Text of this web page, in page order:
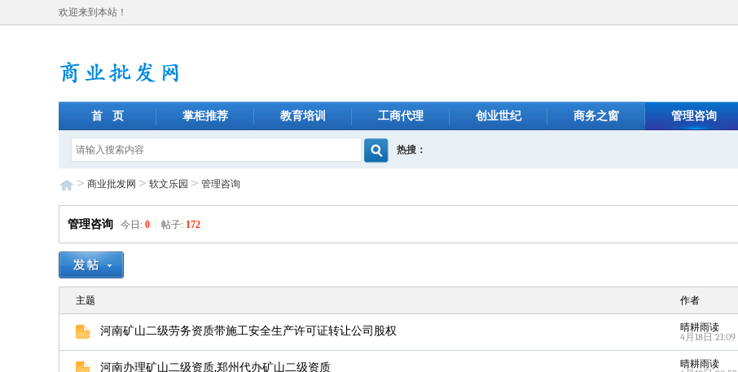
欢迎来到本站！
首 页 掌柜推荐 教育培训 工商代理 创业世纪 商务之窗 管理咨询
热搜：
> 商业批发网 > 软文乐园 > 管理咨询
管理咨询 今日: 0 帖子: 172
主题 作者
河南矿山二级劳务资质带施工安全生产许可证转让公司股权
晴耕雨读
4月18日 21:09
河南办理矿山二级资质,郑州代办矿山二级资质
晴耕雨读